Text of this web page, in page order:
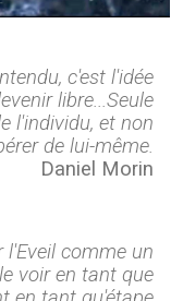
c'est l'idée
libre...Seule
l'individu, et non
de lui-même.
Daniel Morin
l'Eveil comme un
voir en tant que